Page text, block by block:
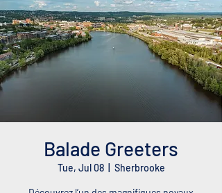
Balade Greeters
Tue, Jul 08
  |
Sherbrooke